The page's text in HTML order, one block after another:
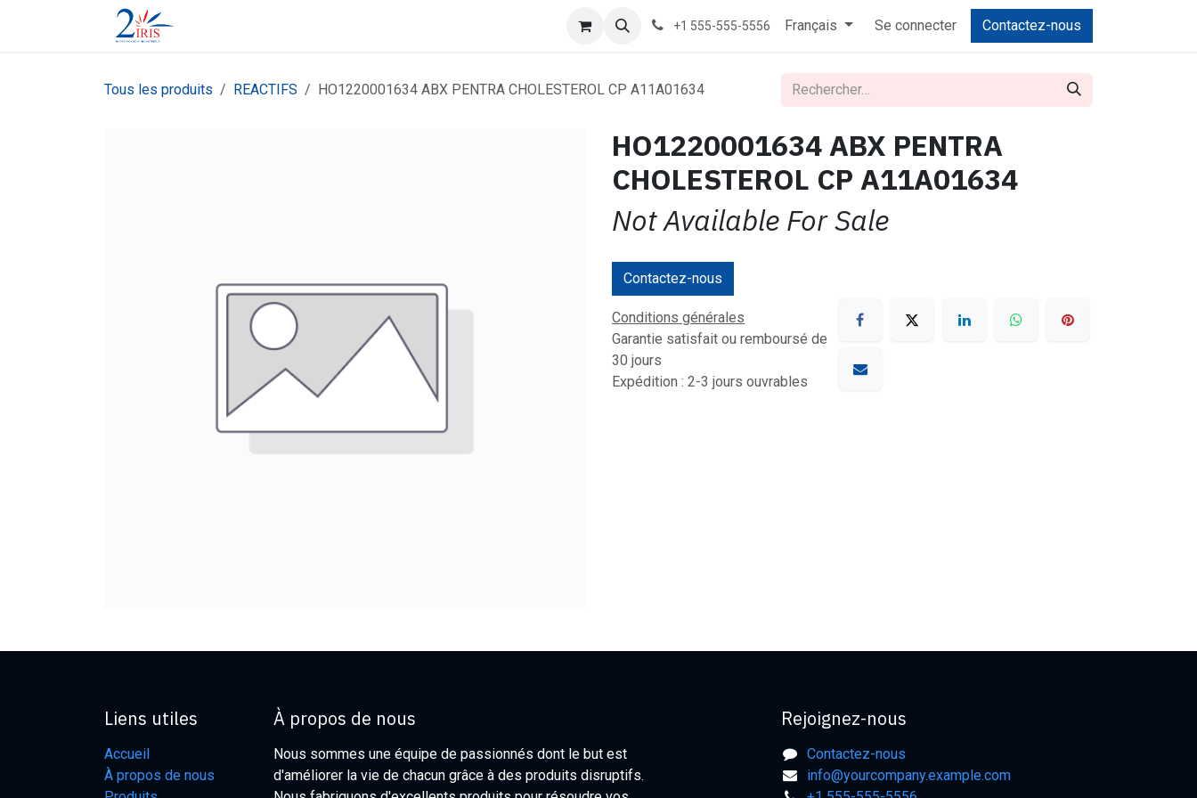
Se rendre au contenu
+1 555-555-5556 Français Se connecter Contactez-nous
Tous les produits REACTIFS HO1220001634 ABX PENTRA CHOLESTEROL CP A11A01634
HO1220001634 ABX PENTRA
CHOLESTEROL CP A11A01634
Not Available For Sale
Contactez-nous
Conditions générales
Garantie satisfait ou remboursé de
30 jours
Expédition : 2-3 jours ouvrables
Liens utiles
Accueil
À propos de nous
À propos de nous
Nous sommes une équipe de passionnés dont le but est
d'améliorer la vie de chacun grâce à des produits disruptifs.
Rejoignez-nous
Contactez-nous
info@yourcompany.example.com